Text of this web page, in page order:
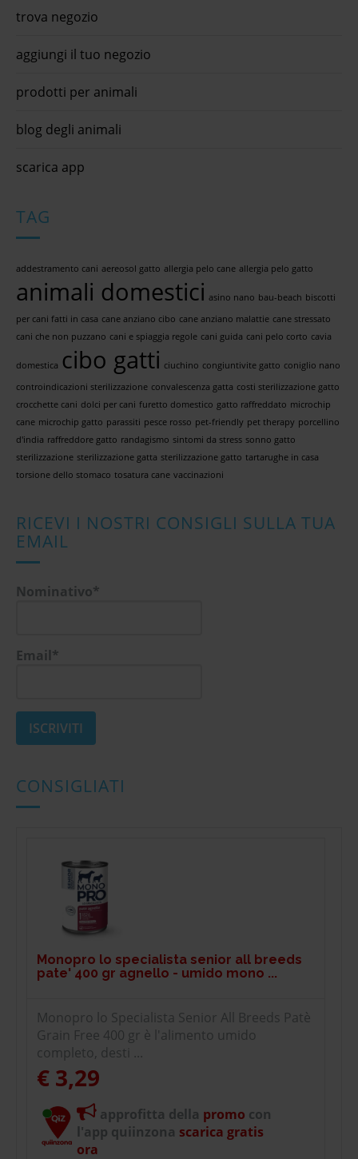
trova negozio
aggiungi il tuo negozio
prodotti per animali
blog degli animali
scarica app
TAG
addestramento cani aereosol gatto allergia pelo cane allergia pelo gatto
animali domestici asino nano bau-beach biscotti
per cani fatti in casa cane anziano cibo cane anziano malattie cane stressato
cani che non puzzano cani e spiaggia regole cani guida cani pelo corto cavia
domestica cibo gatti ciuchino congiuntivite gatto coniglio nano
controindicazioni sterilizzazione convalescenza gatta costi sterilizzazione gatto
crocchette cani dolci per cani furetto domestico gatto raffreddato microchip
cane microchip gatto parassiti pesce rosso pet-friendly pet therapy porcellino
d'india raffreddore gatto randagismo sintomi da stress sonno gatto
sterilizzazione sterilizzazione gatta sterilizzazione gatto tartarughe in casa
torsione dello stomaco tosatura cane vaccinazioni
RICEVI I NOSTRI CONSIGLI SULLA TUA
EMAIL
Nominativo*
Email*
CONSIGLIATI
Monopro lo specialista senior all breeds
pate' 400 gr agnello - umido mono ...
Monopro lo Specialista Senior All Breeds Patè
Grain Free 400 gr è l'alimento umido
completo, desti ...
€ 3,29
approfitta della promo con
l'app quiinzona scarica gratis
ora